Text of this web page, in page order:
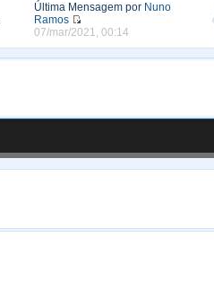
Última Mensagem por Nuno
Ramos
07/mar/2021, 00:14